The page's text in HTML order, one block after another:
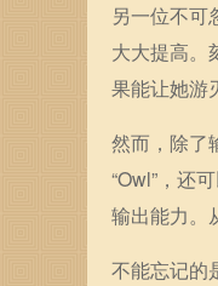
另一位不可
大大提高。
果能让她游
然而，除了
“Owl”，还
输出能力。
不能忘记的